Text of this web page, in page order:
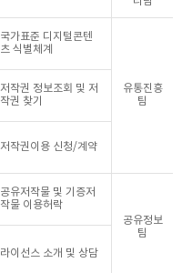
국가표준 디지털콘텐
츠 식별체계
유통진흥
팀
저작권 정보조회 및 저
작권 찾기
저작권이용 신청/계약
공유저작물 및 기증저
작물 이용허락
공유정보
팀
라이선스 소개 및 상담